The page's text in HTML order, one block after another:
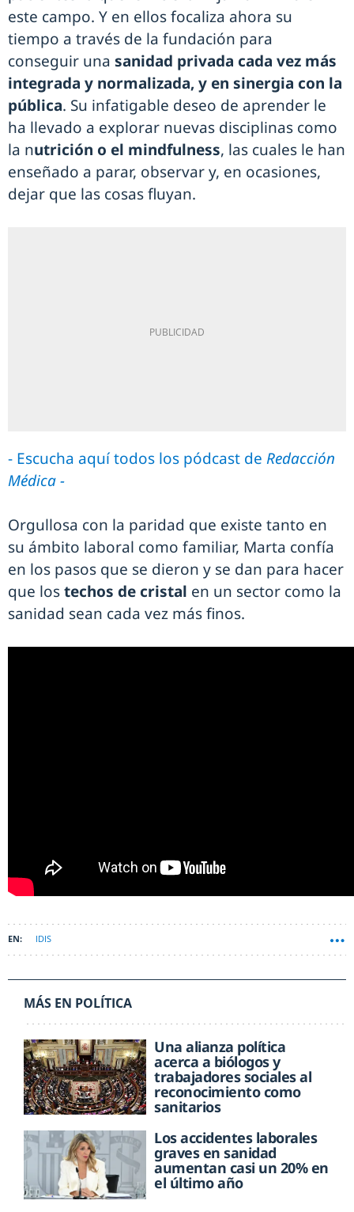
este campo. Y en ellos focaliza ahora su
tiempo a través de la fundación para
conseguir una sanidad privada cada vez más
integrada y normalizada, y en sinergia con la
pública. Su infatigable deseo de aprender le
ha llevado a explorar nuevas disciplinas como
la nutrición o el mindfulness, las cuales le han
enseñado a parar, observar y, en ocasiones,
dejar que las cosas fluyan.
- Escucha aquí todos los pódcast de Redacción
Médica -
Orgullosa con la paridad que existe tanto en
su ámbito laboral como familiar, Marta confía
en los pasos que se dieron y se dan para hacer
que lostechos de cristal en un sector como la
sanidad sean cada vez más finos.
IDIS
MÁS EN POLÍTICA
Una alianza política
acerca a biólogos y
trabajadores sociales al
reconocimiento como
sanitarios
Los accidentes laborales
graves en sanidad
aumentan casi un 20% en
el último año